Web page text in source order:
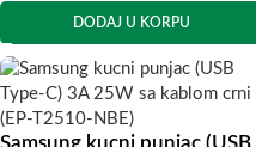
DODAJ U KORPU